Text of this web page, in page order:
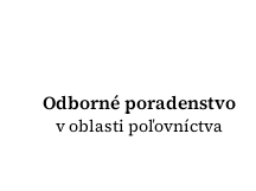
Odborné poradenstvo
v oblasti poľovníctva